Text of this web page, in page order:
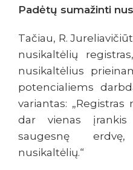
Padėtų sumažinti
Tačiau, R.
nusikaltėlių
nusikaltėlius
potencialiems
variantas:
dar vienas
saugesnę
nusikaltėlių.“